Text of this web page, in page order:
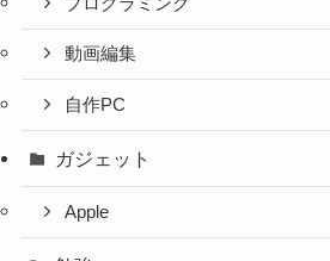
動画編集
自作PC
ガジェット
Apple